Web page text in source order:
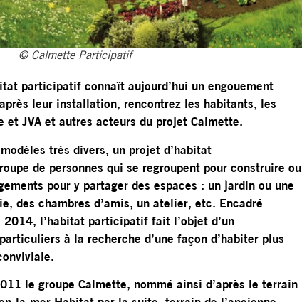
© Calmette Participatif
participatif connaît aujourd’hui un engouement
leur installation, rencontrez les habitants, les
et JVA et autres acteurs du projet Calmette.
très divers, un projet d’habitat
de personnes qui se regroupent pour construire ou
pour y partager des espaces : un jardin ou une
des chambres d’amis, un atelier, etc. Encadré
2014, l’habitat participatif fait l’objet d’un
à la recherche d’une façon d’habiter plus
le groupe Calmette, nommé ainsi d’après le terrain